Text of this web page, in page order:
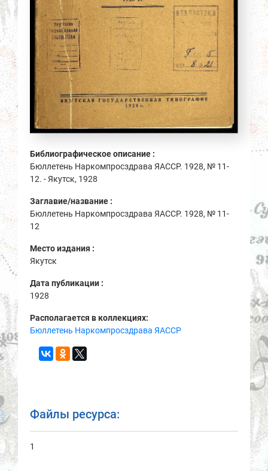
Библиографическое описание :
Бюллетень Наркомпросздрава ЯАССР. 1928, № 11-
12. - Якутск, 1928
Заглавие/название :
Бюллетень Наркомпросздрава ЯАССР. 1928, № 11-
12
Место издания :
Якутск
Дата публикации :
1928
Располагается в коллекциях:
Бюллетень Наркомпросздрава ЯАССР
Файлы ресурса:
1